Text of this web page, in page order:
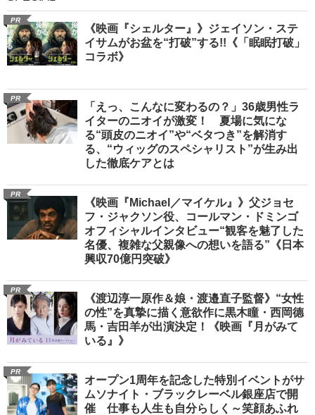
PR
《映画『シェルター』》ジェイソン・ステ
イサムがお盆を“打破”する!!《「眠眠打破」
コラボ》
PR
「えっ、こんなに変わるの？」36歳男性ラ
イターのニオイが激変！ 夏場に気にな
る“頭皮のニオイ”や“ベタつき”を解消す
る、“ウィッグのスペシャリスト”が生み出
した徹底ケアとは
PR
《映画『Michael／マイケル』》父ジョセ
フ・ジャクソン役、コールマン・ドミンゴ
オフィシャルインタビュー“観客を魅了した
名優、複雑な父親像への想いを語る”《日本
興収70億円突破》
PR
《渡辺淳一原作＆娘・渡邉直子監督》“女性
の性”を真摯に描く意欲作に黒木瞳・西岡德
馬・吉田羊が出演決定！《映画『月がみて
いる』》
PR
オープン1周年を記念した特別イベントがサ
ムソナイト・ブラックレーベル銀座店で開
催 仕事も人生も自分らしく～笑顔あふれ